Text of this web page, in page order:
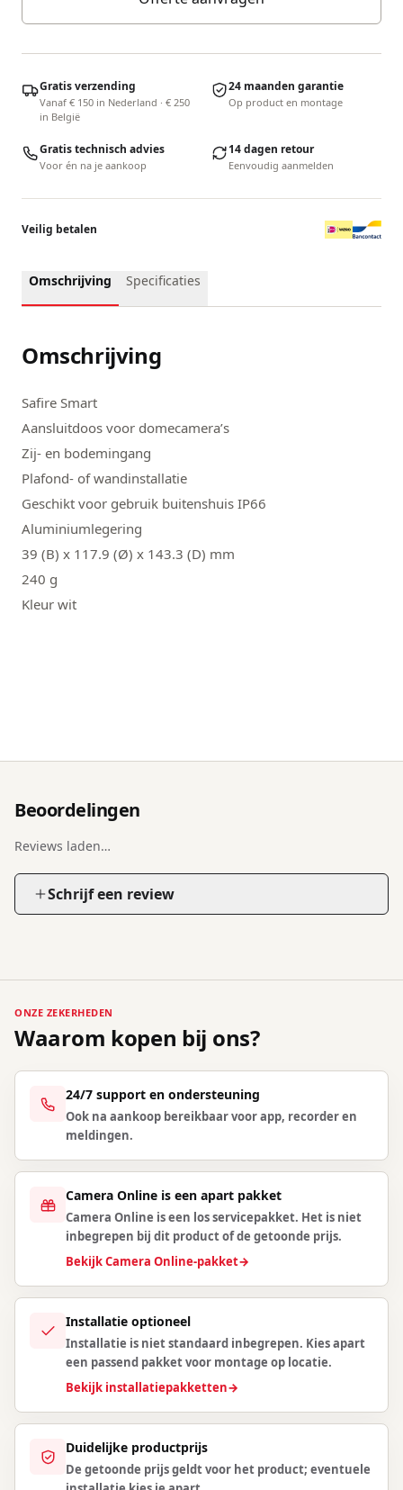
Gratis verzending
Vanaf € 150 in Nederland · € 250
in België
24 maanden garantie
Op product en montage
Gratis technisch advies
Voor én na je aankoop
14 dagen retour
Eenvoudig aanmelden
Veilig betalen
Omschrijving Specificaties
Omschrijving
Safire Smart
Aansluitdoos voor domecamera’s
Zij- en bodemingang
Plafond- of wandinstallatie
Geschikt voor gebruik buitenshuis IP66
Aluminiumlegering
39 (B) x 117.9 (Ø) x 143.3 (D) mm
240 g
Kleur wit
Beoordelingen
Reviews laden…
Schrijf een review
ONZE ZEKERHEDEN
Waarom kopen bij ons?
24/7 support en ondersteuning
Ook na aankoop bereikbaar voor app, recorder en
meldingen.
Camera Online is een apart pakket
Camera Online is een los servicepakket. Het is niet
inbegrepen bij dit product of de getoonde prijs.
Bekijk Camera Online-pakket→
Installatie optioneel
Installatie is niet standaard inbegrepen. Kies apart
een passend pakket voor montage op locatie.
Bekijk installatiepakketten→
Duidelijke productprijs
De getoonde prijs geldt voor het product; eventuele